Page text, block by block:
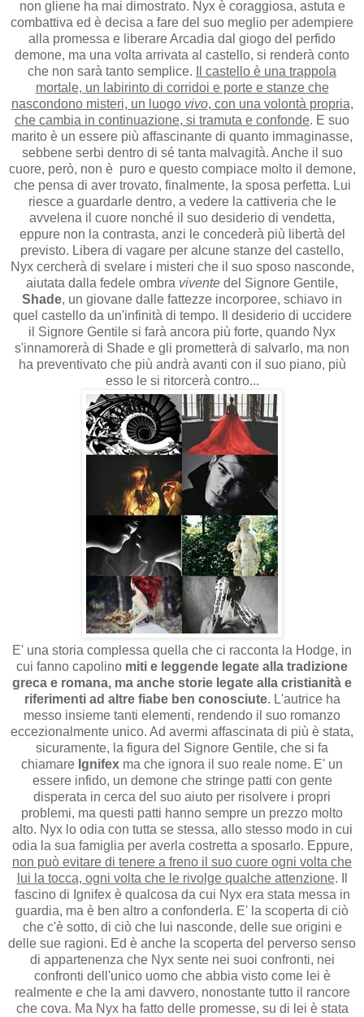
non gliene ha mai dimostrato. Nyx è coraggiosa, astuta e
combattiva ed è decisa a fare del suo meglio per adempiere
alla promessa e liberare Arcadia dal giogo del perfido
demone, ma una volta arrivata al castello, si renderà conto
che non sarà tanto semplice.
Il castello è una trappola
mortale, un labirinto di corridoi e porte e stanze che
nascondono misteri, un luogo vivo, con una volontà propria,
che cambia in continuazione, si tramuta e confonde. E suo
marito è un essere più affascinante di quanto immaginasse,
sebbene serbi dentro di sé tanta malvagità. Anche il suo
cuore, però, non è puro e questo compiace molto il demone,
che pensa di aver trovato, finalmente, la sposa perfetta. Lui
riesce a guardarle dentro, a vedere la cattiveria che le
avvelena il cuore nonché il suo desiderio di vendetta,
eppure non la contrasta, anzi le concederà più libertà del
previsto. Libera di vagare per alcune stanze del castello,
Nyx cercherà di svelare i misteri che il suo sposo nasconde,
aiutata dalla fedele ombra vivente del Signore Gentile,
Shade, un giovane dalle fattezze incorporee, schiavo in
quel castello da un'infinità di tempo. Il desiderio di uccidere
il Signore Gentile si farà ancora più forte, quando Nyx
s'innamorerà di Shade e gli prometterà di salvarlo, ma non
ha preventivato che più andrà avanti con il suo piano, più
esso le si ritorcerà contro...
E' una storia complessa quella che ci racconta la Hodge, in
cui fanno capolino miti e leggende legate alla tradizione
greca e romana, ma anche storie legate alla cristianità e
riferimenti ad altre fiabe ben conosciute. L'autrice ha
messo insieme tanti elementi, rendendo il suo romanzo
eccezionalmente unico. Ad avermi affascinata di più è stata,
sicuramente, la figura del Signore Gentile, che si fa
chiamare Ignifex ma che ignora il suo reale nome. E' un
essere infido, un demone che stringe patti con gente
disperata in cerca del suo aiuto per risolvere i propri
problemi, ma questi patti hanno sempre un prezzo molto
alto. Nyx lo odia con tutta se stessa, allo stesso modo in cui
odia la sua famiglia per averla costretta a sposarlo. Eppure,
non può evitare di tenere a freno il suo cuore ogni volta che
lui la tocca, ogni volta che le rivolge qualche attenzione. Il
fascino di Ignifex è qualcosa da cui Nyx era stata messa in
guardia, ma è ben altro a confonderla. E' la scoperta di ciò
che c'è sotto, di ciò che lui nasconde, delle sue origini e
delle sue ragioni. Ed è anche la scoperta del perverso senso
di appartenenza che Nyx sente nei suoi confronti, nei
confronti dell'unico uomo che abbia visto come lei è
realmente e che la ami davvero, nonostante tutto il rancore
che cova. Ma Nyx ha fatto delle promesse, su di lei è stata